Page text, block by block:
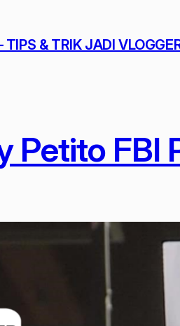
& TRIK JADI
Petito FBI